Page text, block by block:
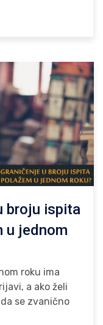
broju ispita
u jednom
roku ima
a ako želi
se zvanično